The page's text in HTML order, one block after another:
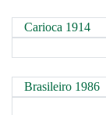
Carioca 1914
Brasileiro 1986